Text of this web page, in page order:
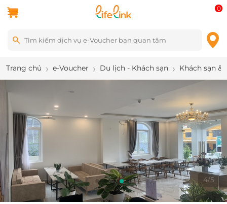
0
Trang chủ e-Voucher Du lịch - Khách sạn Khách sạn &
4/5